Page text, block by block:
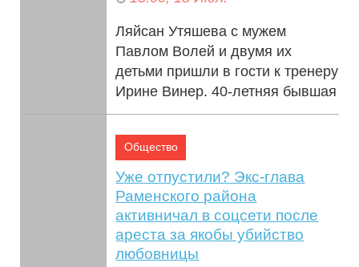
Ляйсан Утяшева с мужем
Павлом Волей и двумя их
детьми пришли в гости к тренеру
Ирине Винер. 40-летняя бывшая
гимнастка показала кадры из
особняка сво...
Общество
Уже отпустили? Экс-глава
Раменского района
активничал в соцсети после
ареста за якобы убийство
любовницы